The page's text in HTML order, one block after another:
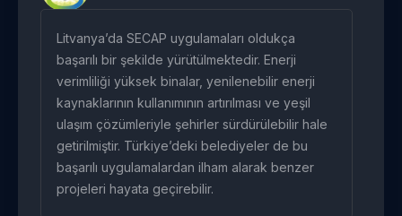
Litvanya’da SECAP uygulamaları oldukça
başarılı bir şekilde yürütülmektedir. Enerji
verimliliği yüksek binalar, yenilenebilir enerji
kaynaklarının kullanımının artırılması ve yeşil
ulaşım çözümleriyle şehirler sürdürülebilir hale
getirilmiştir. Türkiye’deki belediyeler de bu
başarılı uygulamalardan ilham alarak benzer
projeleri hayata geçirebilir.